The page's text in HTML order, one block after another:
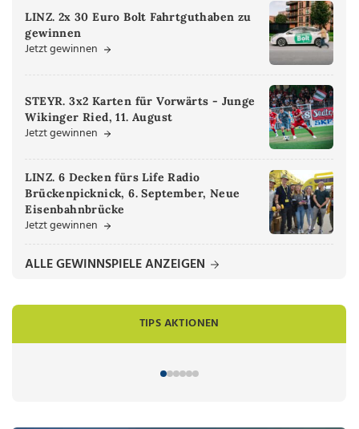
LINZ. 2x 30 Euro Bolt Fahrtguthaben zu
gewinnen
Jetzt gewinnen
STEYR. 3x2 Karten für Vorwärts - Junge
Wikinger Ried, 11. August
Jetzt gewinnen
LINZ. 6 Decken fürs Life Radio
Brückenpicknick, 6. September, Neue
Eisenbahnbrücke
Jetzt gewinnen
ALLE GEWINNSPIELE ANZEIGEN
TIPS AKTIONEN